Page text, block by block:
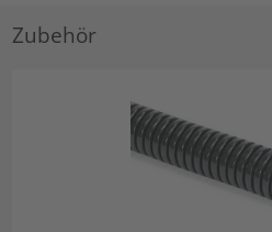
Zubehör